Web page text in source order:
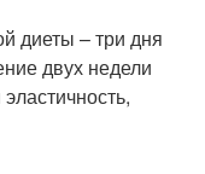
диеты – три дня
двух недели